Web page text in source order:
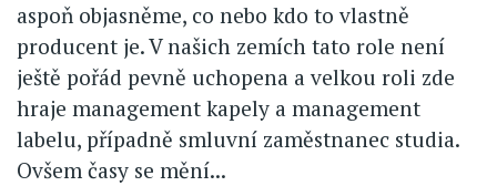
aspoň objasněme, co nebo kdo to vlastně
producent je. V našich zemích tato role není
ještě pořád pevně uchopena a velkou roli zde
hraje management kapely a management
labelu, případně smluvní zaměstnanec studia.
Ovšem časy se mění...